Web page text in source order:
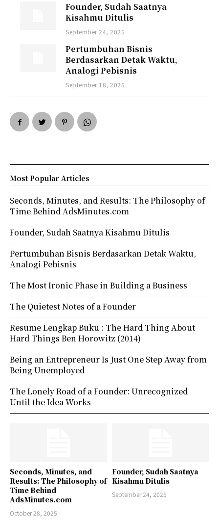
Founder, Sudah Saatnya
Kisahmu Ditulis
September 24, 2025
Pertumbuhan Bisnis
Berdasarkan Detak Waktu,
Analogi Pebisnis
September 18, 2025
Seconds, Minutes, and
Results: The Philosophy of
Time Behind
AdsMinutes.com
October 28, 2025
Founder, Sudah Saatnya
Kisahmu Ditulis
September 24, 2025
Most Popular Articles
Seconds, Minutes, and Results: The Philosophy of
Time Behind AdsMinutes.com
Founder, Sudah Saatnya Kisahmu Ditulis
Pertumbuhan Bisnis Berdasarkan Detak Waktu,
Analogi Pebisnis
The Most Ironic Phase in Building a Business
The Quietest Notes of a Founder
Resume Lengkap Buku : The Hard Thing About
Hard Things Ben Horowitz (2014)
Being an Entrepreneur Is Just One Step Away from
Being Unemployed
The Lonely Road of a Founder: Unrecognized
Until the Idea Works